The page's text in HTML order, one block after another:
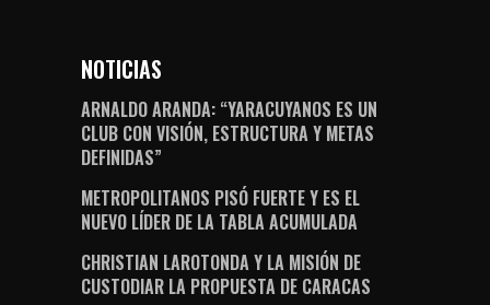
NOTICIAS
ARNALDO ARANDA: “YARACUYANOS ES UN
CLUB CON VISIÓN, ESTRUCTURA Y METAS
DEFINIDAS”
METROPOLITANOS PISÓ FUERTE Y ES EL
NUEVO LÍDER DE LA TABLA ACUMULADA
CHRISTIAN LAROTONDA Y LA MISIÓN DE
CUSTODIAR LA PROPUESTA DE CARACAS